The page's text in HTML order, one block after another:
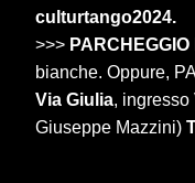
culturtango2024.
>>> PARCHEGGIO
bianche. Oppure,
Via Giulia, ingresso
Giuseppe Mazzini)